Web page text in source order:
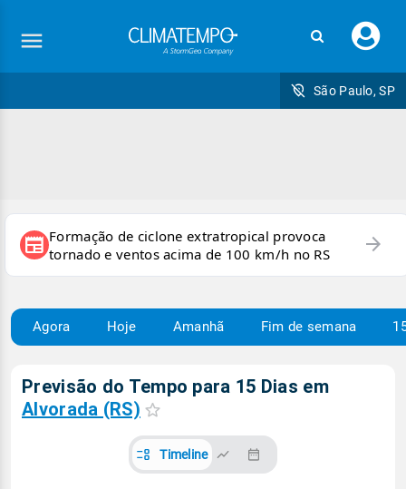
seu
São Paulo, SP
newspaper Formação de ciclone extratropical provoca
tornado e ventos acima de 100 km/h no RS
arrow_forward
Agora Hoje Amanhã Fim de semana
Previsão do Tempo para 15 Dias em
Alvorada (RS)
Timeline